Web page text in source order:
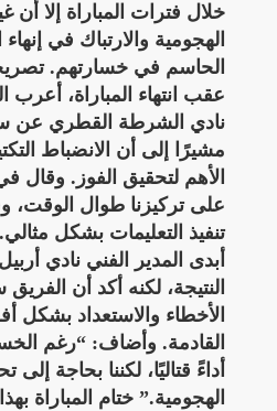
خلال فترات المباراة إلا أن
الهجومية والارتباك في
الحاسم في خسارتهم.
عقب انتهاء المباراة، أعرب
نادي الشرطة القطري عن
مشيرًا إلى أن الانضباط
الأهم لتحقيق الفوز. وقال
على تركيزنا طوال الوقت،
تنفيذ التعليمات بشكل
أبدى المدير الفني نادي
النتيجة، لكنه أكد أن
الأخطاء والاستعداد بشكل
القادمة. وأضاف: “رغم
أداءً قتاليًا، لكننا بحاجة إلى
الهجومية.” ختام المباراة